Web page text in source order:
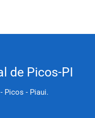
de Picos-PI
Picos - Piaui.